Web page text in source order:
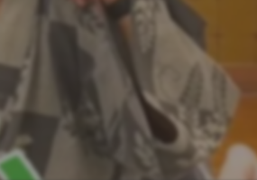
保険診療
マッサージ
スポーツ障害